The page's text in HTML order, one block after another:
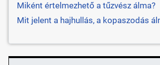
Miként értelmezhető a tűzvész álma?
Mit jelent a hajhullás, a kopaszodás